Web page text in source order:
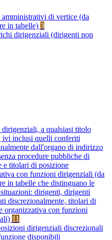
di vertice (da
in tabelle) 3
dirigenziali (dirigenti non
a qualsiasi titolo
ivi inclusi quelli conferiti
dall'organo di indirizzo
procedure pubbliche di
e titolari di posizione
con funzioni dirigenziali (da
in tabelle che distinguano le
dirigenti, dirigenti
discrezionalmente, titolari di
organizzativa con funzioni
11
dirigenziali discrezionali
disponibili